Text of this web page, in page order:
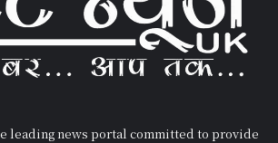
leading news portal committed to provide